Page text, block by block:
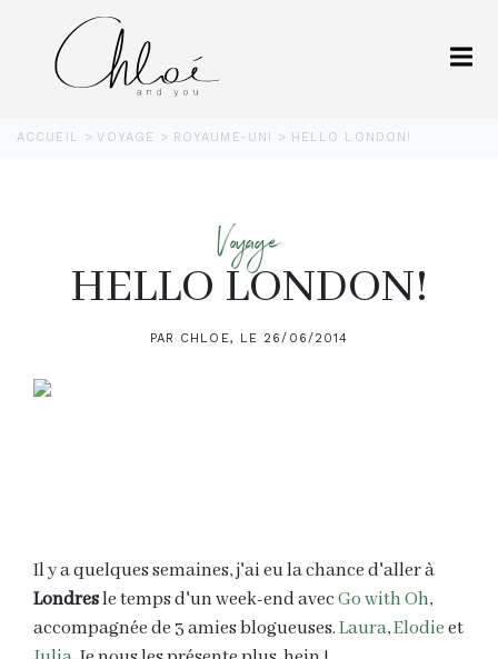
ACCUEIL VOYAGE ROYAUME-UNI HELLO LONDON!
Voyage
HELLO LONDON!
PAR CHLOE, LE 26/06/2014
Il y a quelques semaines, j'ai eu la chance d'aller à
Londresle temps d'un week-end avecGo with Oh,
accompagnée de 3 amies blogueuses.Laura,Elodieet